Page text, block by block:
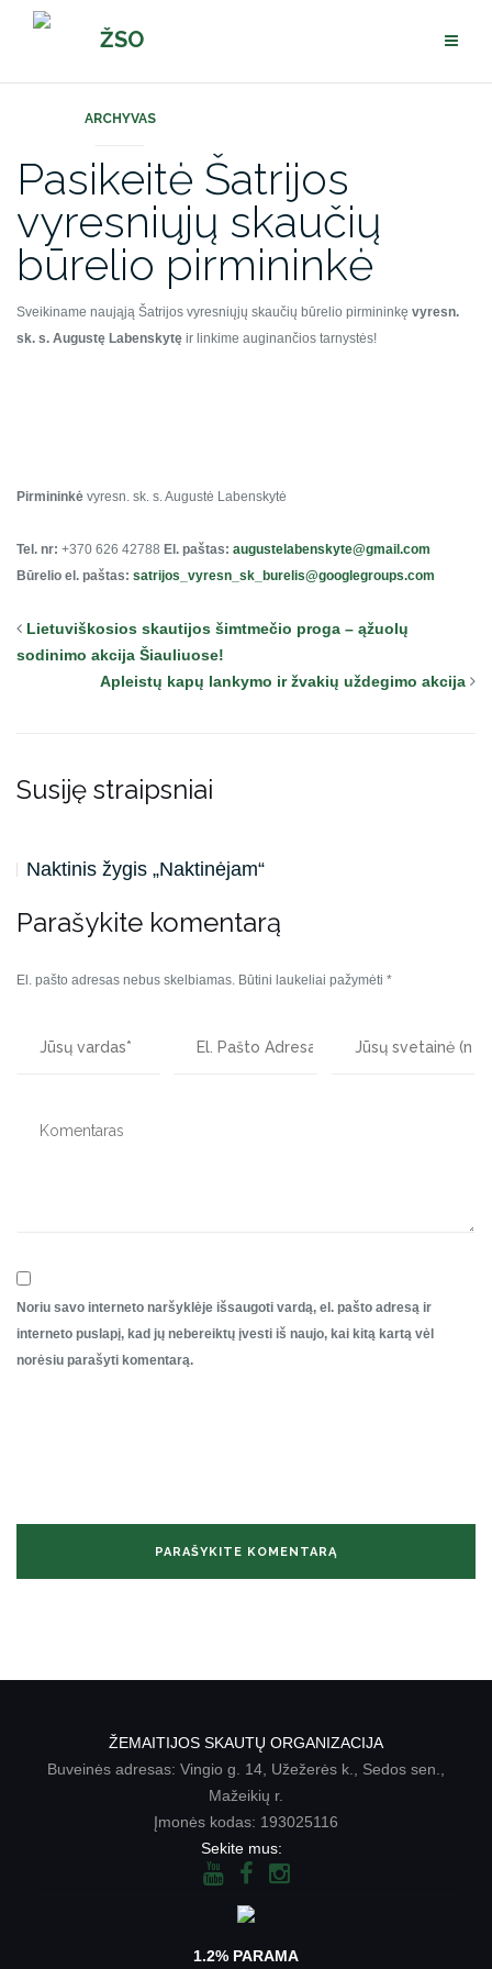
Pereiti
ŽSO
ARCHYVAS
Pasikeitė Šatrijos
vyresniųjų skaučių
būrelio pirmininkė
Sveikiname naująją Šatrijos vyresniųjų skaučių būrelio pirmininkę vyresn.
sk. s. Augustę Labenskytę ir linkime auginančios tarnystės!
Pirmininkė vyresn. sk. s. Augustė Labenskytė
Tel. nr: +370 626 42788 El. paštas: augustelabenskyte@gmail.com
Būrelio el. paštas: satrijos_vyresn_sk_burelis@googlegroups.com
Lietuviškosios skautijos šimtmečio proga – ąžuolų
sodinimo akcija Šiauliuose!
Apleistų kapų lankymo ir žvakių uždegimo akcija
Susiję straipsniai
Naktinis žygis „Naktinėjam“
Parašykite komentarą
El. pašto adresas nebus skelbiamas. Būtini laukeliai pažymėti *
Noriu savo interneto naršyklėje išsaugoti vardą, el. pašto adresą ir
interneto puslapį, kad jų nebereiktų įvesti iš naujo, kai kitą kartą vėl
norėsiu parašyti komentarą.
ŽEMAITIJOS SKAUTŲ ORGANIZACIJA
Buveinės adresas: Vingio g. 14, Užežerės k., Sedos sen.,
Mažeikių r.
Įmonės kodas: 193025116
Sekite mus:
1.2% PARAMA